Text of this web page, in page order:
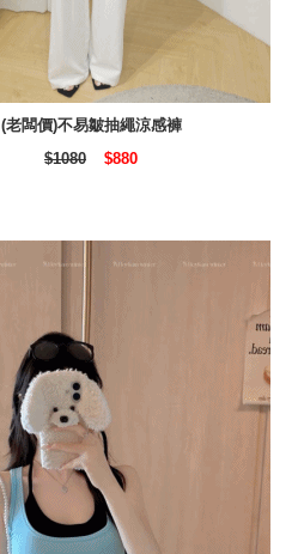
(老闆價)不易皺抽繩涼感褲
$1080
$880